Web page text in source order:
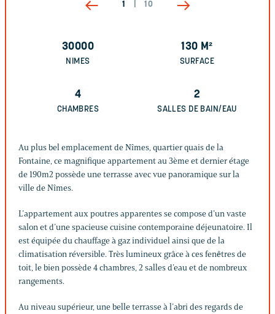
1 10
30000
NIMES
130 M²
SURFACE
4
CHAMBRES
2
SALLES DE BAIN/EAU
Au plus bel emplacement de Nîmes, quartier quais de la
Fontaine, ce magnifique appartement au 3ème et dernier étage
de 190m2 possède une terrasse avec vue panoramique sur la
ville de Nîmes.
L’appartement aux poutres apparentes se compose d’un vaste
salon et d’une spacieuse cuisine contemporaine déjeunatoire. Il
est équipée du chauffage à gaz individuel ainsi que de la
climatisation réversible. Très lumineux grâce à ces fenêtres de
toit, le bien possède 4 chambres, 2 salles d’eau et de nombreux
rangements.
Au niveau supérieur, une belle terrasse à l’abri des regards de